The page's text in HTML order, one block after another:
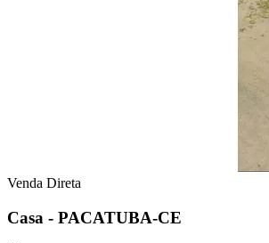
Venda Direta
Casa - PACATUBA-CE